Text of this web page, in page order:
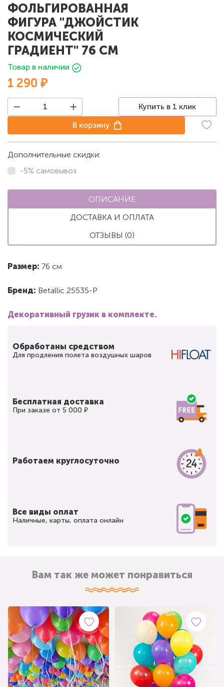
ФОЛЬГИРОВАННАЯ
ФИГУРА "ДЖОЙСТИК
КОСМИЧЕСКИЙ
ГРАДИЕНТ" 76 СМ
Товар в наличии
1 290 ₽
Купить в 1 клик
В корзину
Дополнительные скидки:
-5% самовывоз
ОПИСАНИЕ
ДОСТАВКА И ОПЛАТА
ОТЗЫВЫ (0)
Размер: 76 см
Бренд: Betallic 25535-P
Декоративный грузик в комплекте.
Обработаны средством
Для продления полета воздушных шаров
Бесплатная доставка
При заказе от 5 000 ₽
Работаем круглосуточно
Все виды оплат
Наличные, карты, оплата онлайн
Вам так же может понравиться